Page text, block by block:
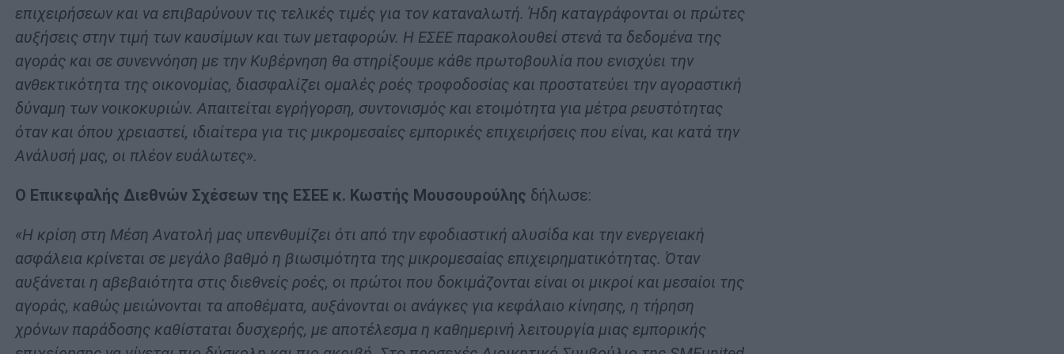
επιχειρήσεων και να επιβαρύνουν τις τελικές τιμές για τον καταναλωτή. Ήδη καταγράφονται οι πρώτες
αυξήσεις στην τιμή των καυσίμων και των μεταφορών. Η ΕΣΕΕ παρακολουθεί στενά τα δεδομένα της
αγοράς και σε συνεννόηση με την Κυβέρνηση θα στηρίξουμε κάθε πρωτοβουλία που ενισχύει την
ανθεκτικότητα της οικονομίας, διασφαλίζει ομαλές ροές τροφοδοσίας και προστατεύει την αγοραστική
δύναμη των νοικοκυριών. Απαιτείται εγρήγορση, συντονισμός και ετοιμότητα για μέτρα ρευστότητας
όταν και όπου χρειαστεί, ιδιαίτερα για τις μικρομεσαίες εμπορικές επιχειρήσεις που είναι, και κατά την
Ανάλυσή μας, οι πλέον ευάλωτες».
Ο Επικεφαλής Διεθνών Σχέσεων της ΕΣΕΕ κ. Κωστής Μουσουρούλης δήλωσε:
«Η κρίση στη Μέση Ανατολή μας υπενθυμίζει ότι από την εφοδιαστική αλυσίδα και την ενεργειακή
ασφάλεια κρίνεται σε μεγάλο βαθμό η βιωσιμότητα της μικρομεσαίας επιχειρηματικότητας. Όταν
αυξάνεται η αβεβαιότητα στις διεθνείς ροές, οι πρώτοι που δοκιμάζονται είναι οι μικροί και μεσαίοι της
αγοράς, καθώς μειώνονται τα αποθέματα, αυξάνονται οι ανάγκες για κεφάλαιο κίνησης, η τήρηση
χρόνων παράδοσης καθίσταται δυσχερής, με αποτέλεσμα η καθημερινή λειτουργία μιας εμπορικής